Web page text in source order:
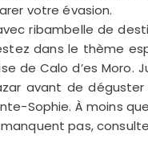
votre évasion.
ribambelle de
dans le thème
de Calo d’es Moro.
avant de
Sophie. À moins
manquent pas,